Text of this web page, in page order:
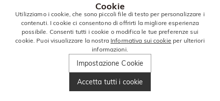
Cookie
Utilizziamo i cookie, che sono piccoli file di testo per personalizzare i
contenuti. I cookie ci consentono di offrirti la migliore esperienza
possibile. Consenti tutti i cookie o modifica le tue preferenze sui
cookie. Puoi visualizzare la nostra Informativa sui cookie per ulteriori
informazioni.
Impostazione Cookie
Accetta tutti i cookie